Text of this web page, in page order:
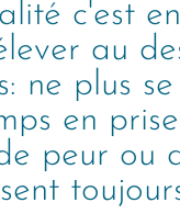
c'est
au
ne plus
en
peur ou